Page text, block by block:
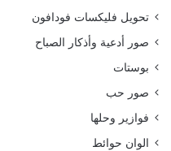
تحويل فليكسات فودافون
صور أدعية وأذكار الصباح
بوستات
صور حب
فوازير وحلها
الوان حوائط